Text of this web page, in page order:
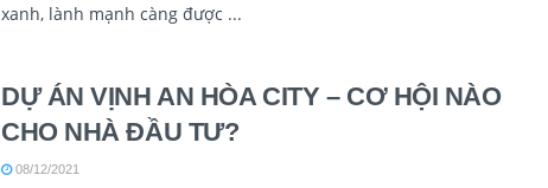
xanh, lành mạnh càng được ...
DỰ ÁN VỊNH AN HÒA CITY – CƠ HỘI NÀO
CHO NHÀ ĐẦU TƯ?
08/12/2021